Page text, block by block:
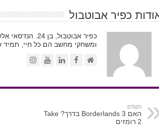
כפיר אבוטבול
כפיר
ומשחקי מחשב הם כל חיי, תמיד
הקודם
האם Borderlands 3 בדרך? Take
2 רומזים